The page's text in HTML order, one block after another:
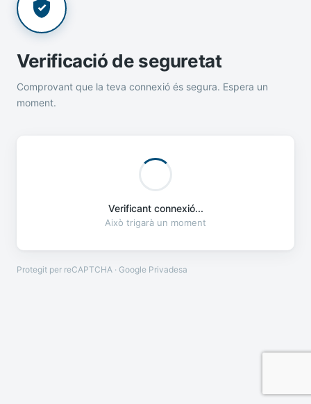
Verificació de seguretat
Comprovant que la teva connexió és segura. Espera un
moment.
Verificant connexió...
Això trigarà un moment
Protegit per reCAPTCHA · Google Privadesa